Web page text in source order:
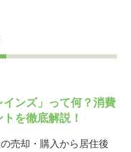
ンズ」って何？消費
を徹底解説！
売却・購入から居住後